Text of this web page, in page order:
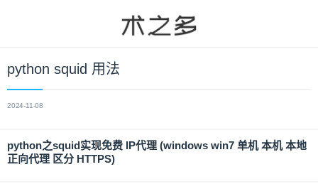
python squid 用法
2024-11-08
python之squid实现免费 IP代理 (windows win7 单机 本机 本地
正向代理 区分 HTTPS)